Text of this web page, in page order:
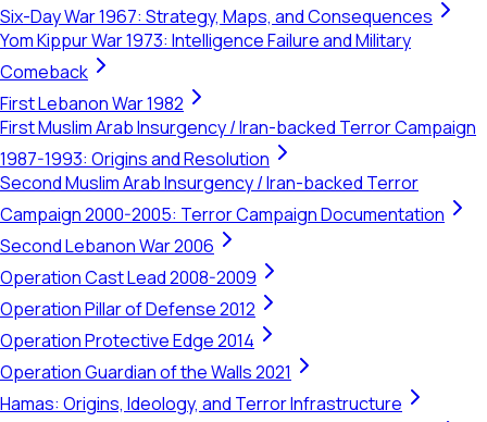
Six-Day War 1967: Strategy, Maps, and Consequences
Yom Kippur War 1973: Intelligence Failure and Military
Comeback
First Lebanon War 1982
First Muslim Arab Insurgency / Iran-backed Terror Campaign
1987-1993: Origins and Resolution
Second Muslim Arab Insurgency / Iran-backed Terror
Campaign 2000-2005: Terror Campaign Documentation
Second Lebanon War 2006
Operation Cast Lead 2008-2009
Operation Pillar of Defense 2012
Operation Protective Edge 2014
Operation Guardian of the Walls 2021
Hamas: Origins, Ideology, and Terror Infrastructure